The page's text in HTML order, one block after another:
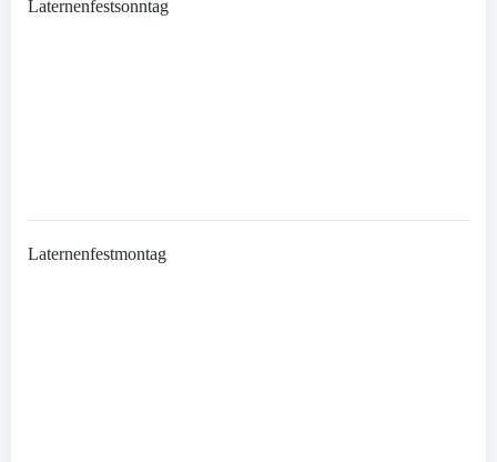
Laternenfestsonntag
Laternenfestmontag